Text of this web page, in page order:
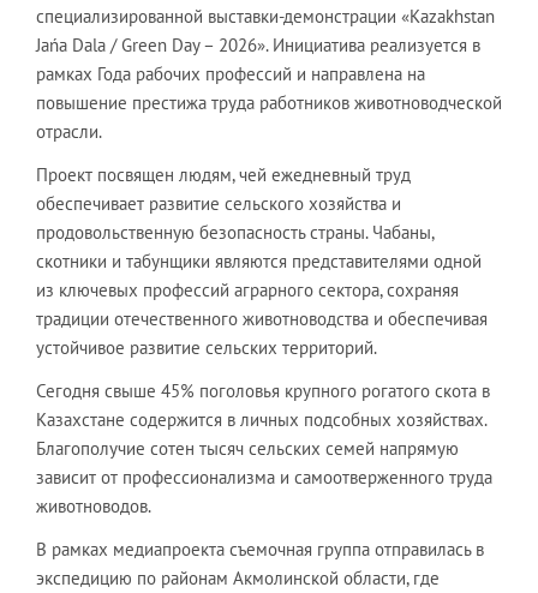
специализированной выставки-демонстрации «Kazakhstan
Jańa Dala / Green Day – 2026». Инициатива реализуется в
рамках Года рабочих профессий и направлена на
повышение престижа труда работников животноводческой
отрасли.
Проект посвящен людям, чей ежедневный труд
обеспечивает развитие сельского хозяйства и
продовольственную безопасность страны. Чабаны,
скотники и табунщики являются представителями одной
из ключевых профессий аграрного сектора, сохраняя
традиции отечественного животноводства и обеспечивая
устойчивое развитие сельских территорий.
Сегодня свыше 45% поголовья крупного рогатого скота в
Казахстане содержится в личных подсобных хозяйствах.
Благополучие сотен тысяч сельских семей напрямую
зависит от профессионализма и самоотверженного труда
животноводов.
В рамках медиапроекта съемочная группа отправилась в
экспедицию по районам Акмолинской области, где